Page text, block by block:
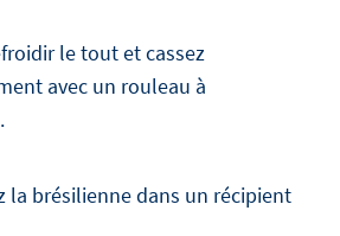
le tout et cassez
avec un rouleau à
la brésilienne dans un récipient